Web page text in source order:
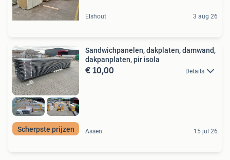
Elshout 3 aug 26
Scherpste prijzen
Sandwichpanelen, dakplaten, damwand,
dakpanplaten, pir isola
€ 10,00 Details
Assen 15 jul 26